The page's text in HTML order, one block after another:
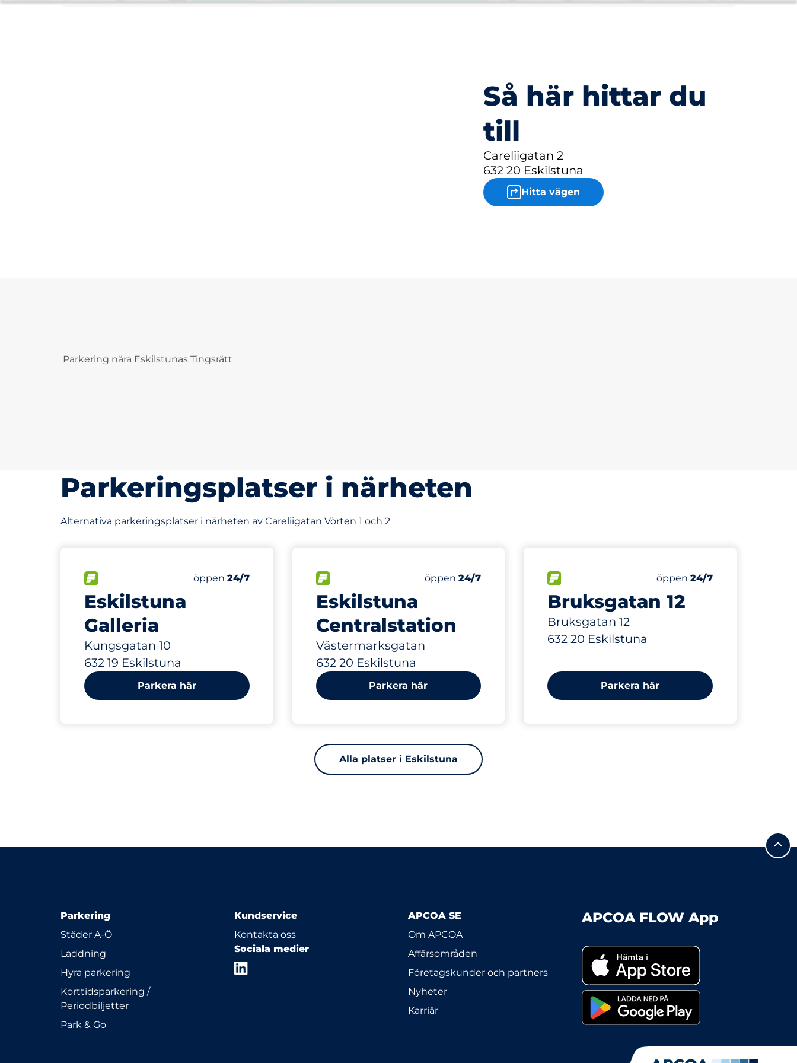
Så här hittar du
till
Careliigatan 2
632 20 Eskilstuna
Hitta vägen
Parkering nära Eskilstunas Tingsrätt
Parkeringsplatser i närheten
Alternativa parkeringsplatser i närheten av Careliigatan Vörten 1 och 2
Eskilstuna
Galleria
Kungsgatan 10
632 19 Eskilstuna
Antal parkeringsplatser:
Totalt antal platser
Electric Car Charging Spaces
Fredag
öppen 24/7
137 m
Parkera här
Eskilstuna
Centralstation
Västermarksgatan
632 20 Eskilstuna
Antal parkeringsplatser:
Totalt antal platser
Fredag
öppen24/7
562 m
Parkera här
Bruksgatan 12
Bruksgatan 12
632 20 Eskilstuna
Antal parkeringsplatser:
Totalt antal platser
Fredag
öppen 24/7
578 m
Parkera här
Alla platser i Eskilstuna
Parkering
Städer A-Ö
Laddning
Hyra parkering
Korttidsparkering /
Periodbiljetter
Park & Go
Kundservice
Kontakta oss
Sociala medier
APCOA SE
Om APCOA
Affärsområden
Företagskunder och partners
Nyheter
Karriär
APCOA FLOW App